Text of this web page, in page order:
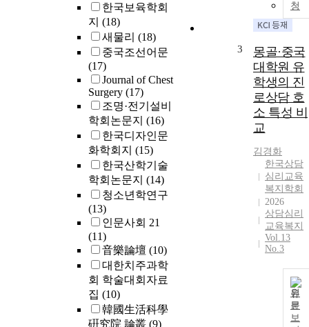
한국보육학회
지 (18)
새물리 (18)
중국조선어문
(17)
Journal of Chest
Surgery (17)
조명·전기설비
학회논문지 (16)
한국디자인문
화학회지 (15)
한국산학기술
학회논문지 (14)
청소년학연구
(13)
인문사회 21
(11)
音樂論壇 (10)
대한치주과학
회 학술대회자료
집 (10)
韓國生活科學
硏究院 論叢 (9)
reflective
researcher's
journal and e-
instruction
materials. As a
result of
making this
study, PBL was
found to have
the largest
effect on
"problem-
solving skills,"
followed by
"cooperative
learning
e competency,"
"self-directed
capabilities"
청
3
몽골·중국
대학원 유
학생의 진
로상담 호
소 특성 비
교
김경화
한국상담
심리교육
복지학회
2026
상담심리
교육복지
Vol.13
No.3
원
문
보